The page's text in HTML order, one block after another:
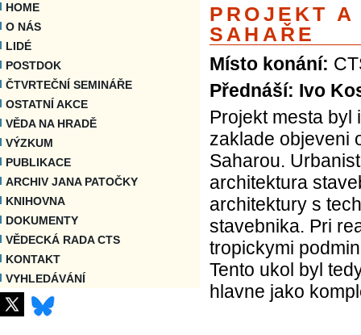
HOME
O NÁS
LIDÉ
POSTDOK
ČTVRTEČNÍ SEMINÁŘE
OSTATNÍ AKCE
VĚDA NA HRADĚ
VÝZKUM
PUBLIKACE
ARCHIV JANA PATOČKY
KNIHOVNA
DOKUMENTY
VĚDECKÁ RADA CTS
KONTAKT
VYHLEDÁVÁNÍ
PROJEKT
SAHAŘE
Místo konání:
Přednáší: Ivo
Projekt mesta byl
zaklade objeveni
Saharou.
architektura
architektury s
stavebnika. Pri
tropickymi
Tento ukol byl
hlavne jako